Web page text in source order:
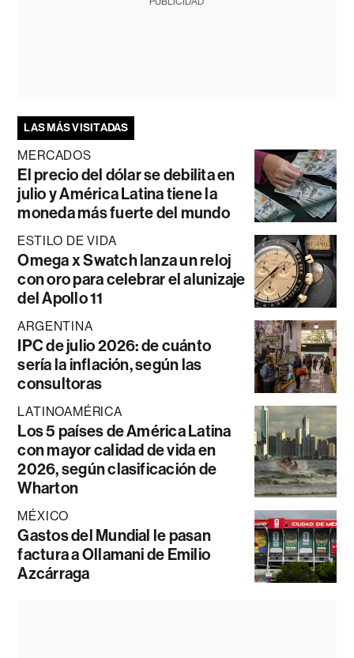
LAS MÁS VISITADAS
MERCADOS
El precio del dólar se debilita en
julio y América Latina tiene la
moneda más fuerte del mundo
ESTILO DE VIDA
Omega x Swatch lanza un reloj
con oro para celebrar el alunizaje
del Apollo 11
ARGENTINA
IPC de julio 2026: de cuánto
sería la inflación, según las
consultoras
LATINOAMÉRICA
Los 5 países de América Latina
con mayor calidad de vida en
2026, según clasificación de
Wharton
MÉXICO
Gastos del Mundial le pasan
factura a Ollamani de Emilio
Azcárraga